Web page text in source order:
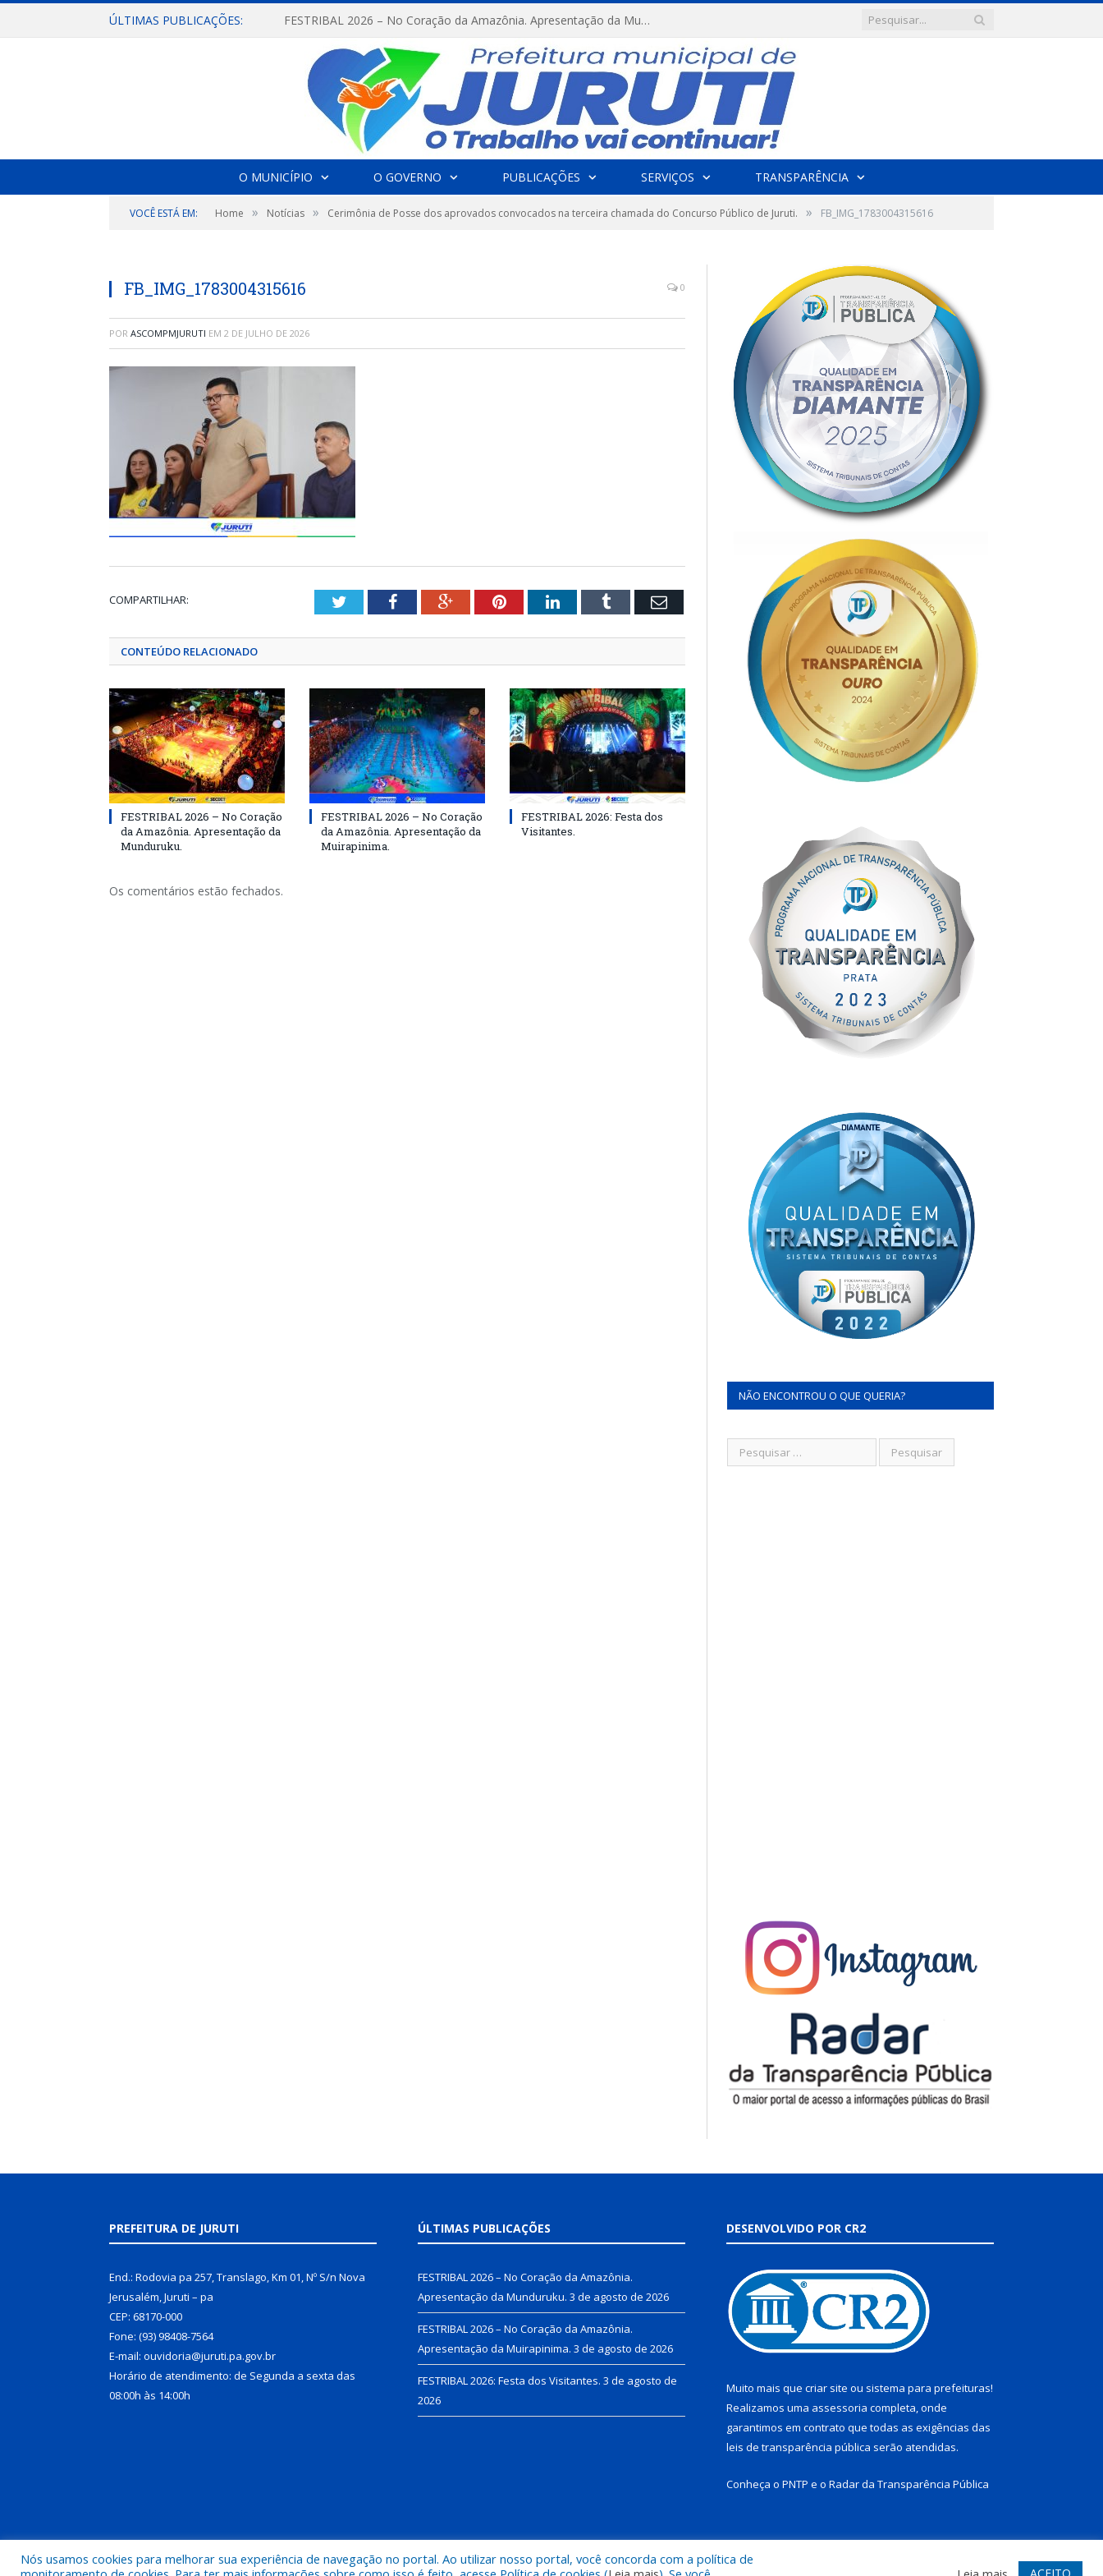
ÚLTIMAS PUBLICAÇÕES: FESTRIBAL 2026 – No Coração da Amazônia. Apresentação da Munduruku.
O MUNICÍPIO O GOVERNO PUBLICAÇÕES SERVIÇOS TRANSPARÊNCIA
VOCÊ ESTÁ EM: Home » Notícias » Cerimônia de Posse dos aprovados convocados na terceira chamada do Concurso Público de Juruti. » FB_IMG_1783004315616
FB_IMG_1783004315616 0
POR ASCOMPMJURUTI EM 2 DE JULHO DE 2026
COMPARTILHAR: TwitterFacebookGoogle+PinterestLinkedInTumblr Email
CONTEÚDO RELACIONADO
FESTRIBAL 2026 – No Coração
da Amazônia. Apresentação da
Munduruku.
FESTRIBAL 2026 – No Coração
da Amazônia. Apresentação da
Muirapinima.
FESTRIBAL 2026: Festa dos
Visitantes.
Os comentários estão fechados.
NÃO ENCONTROU O QUE QUERIA?
PREFEITURA DE JURUTI
End.: Rodovia pa 257, Translago, Km 01, Nº S/n Nova
Jerusalém, Juruti – pa
CEP: 68170-000
Fone: (93) 98408-7564
E-mail: ouvidoria@juruti.pa.gov.br
Horário de atendimento: de Segunda a sexta das
08:00h às 14:00h
ÚLTIMAS PUBLICAÇÕES
FESTRIBAL 2026 – No Coração da Amazônia.
Apresentação da Munduruku. 3 de agosto de 2026
FESTRIBAL 2026 – No Coração da Amazônia.
Apresentação da Muirapinima. 3 de agosto de 2026
FESTRIBAL 2026: Festa dos Visitantes. 3 de agosto de
2026
DESENVOLVIDO POR CR2
Muito mais que criar site ou sistema para prefeituras!
Realizamos uma assessoria completa, onde
garantimos em contrato que todas as exigências das
leis de transparência pública serão atendidas.
Conheça o PNTP e o Radar da Transparência Pública
Todos os direitos reservados a Prefeitura Municipal de Juruti. Mapa do Site Acessar Webmail
Nós usamos cookies para melhorar sua experiência de navegação no portal. Ao utilizar nosso portal, você concorda com a política de
ACEITO